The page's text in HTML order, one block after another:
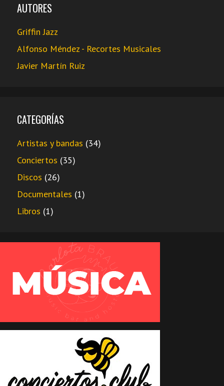
AUTORES
Griffin Jazz
Alfonso Méndez - Recortes Musicales
Javier Martín Ruiz
CATEGORÍAS
Artistas y bandas (34)
Conciertos (35)
Discos (26)
Documentales (1)
Libros (1)